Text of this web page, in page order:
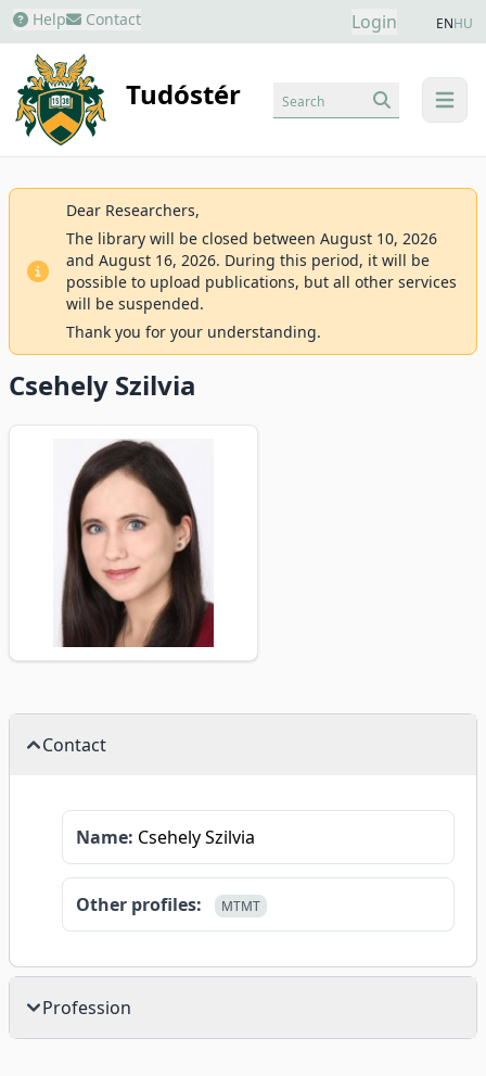
Help Contact Login ENHU
Tudóstér menu
Search
Dear Researchers,
The library will be closed between August 10, 2026
and August 16, 2026. During this period, it will be
possible to upload publications, but all other services
will be suspended.
Thank you for your understanding.
Csehely Szilvia
Contact
Name: Csehely Szilvia
Other profiles: MTMT
Profession